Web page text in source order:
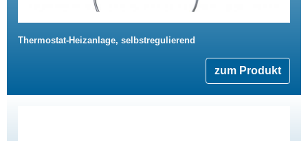
Thermostat-Heizanlage, selbstregulierend
zum Produkt